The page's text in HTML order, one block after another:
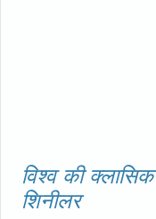
विश्व की
शिनीलर